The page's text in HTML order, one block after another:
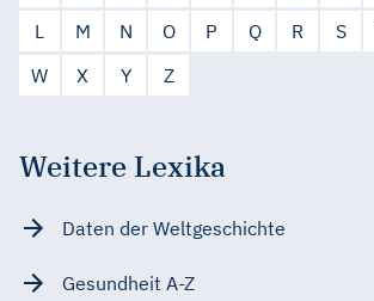
L
M N O P Q R S
W
X Y Z
Weitere Lexika
Daten der Weltgeschichte
Gesundheit A-Z